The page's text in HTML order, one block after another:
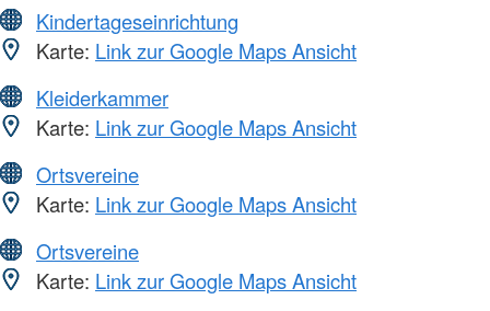
Kindertageseinrichtung
Karte: Link zur Google Maps Ansicht
Kleiderkammer
Karte: Link zur Google Maps Ansicht
Ortsvereine
Karte: Link zur Google Maps Ansicht
Ortsvereine
Karte: Link zur Google Maps Ansicht